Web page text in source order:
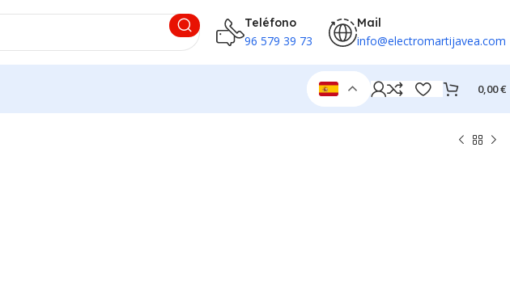
Teléfono
96 579 39 73
Mail
info@electromartijavea.com
0,00€